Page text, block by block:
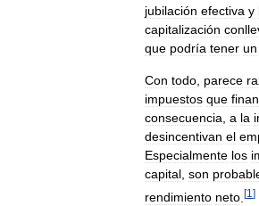
jubilación efectiva y
capitalización
que podría tener un
Con todo parece
impuestos que
consecuencia a la
desincentivan el
Especialmente los
capital son
rendimiento neto [1 ]